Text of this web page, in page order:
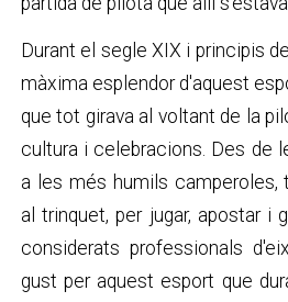
Durant el segle XIX i principis
màxima esplendor d'aquest
que tot girava al voltant de la
cultura i celebracions. Des de
a les més humils camperoles,
al trinquet, per jugar, apostar i
considerats professionals
gust per aquest esport que